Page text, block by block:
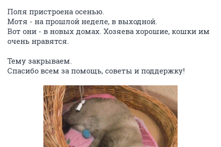
Поля пристроена осенью.
Мотя - на прошлой неделе, в выходной.
Вот они - в новых домах. Хозяева хорошие, кошки им
очень нравятся.
Тему закрываем.
Спасибо всем за помощь, советы и поддержку!